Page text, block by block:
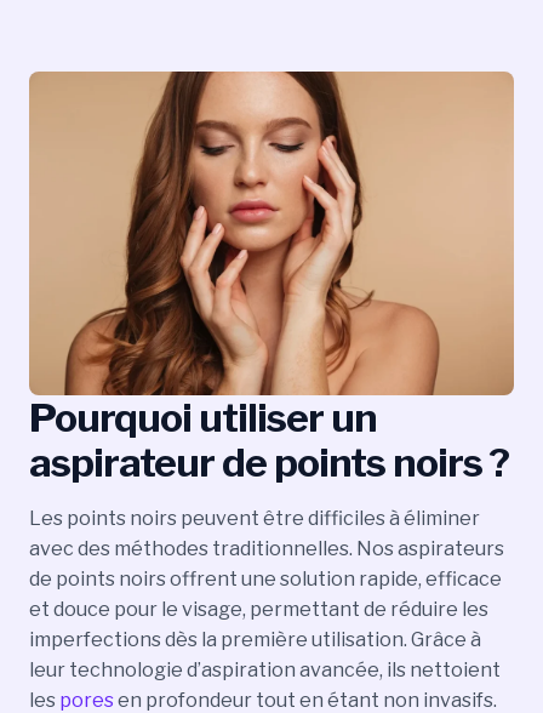
Pourquoi utiliser un
aspirateur de points noirs ?
Les points noirs peuvent être difficiles à éliminer
avec des méthodes traditionnelles. Nos aspirateurs
de points noirs offrent une solution rapide, efficace
et douce pour le visage, permettant de réduire les
imperfections dès la première utilisation. Grâce à
leur technologie d’aspiration avancée, ils nettoient
les poresen profondeur tout en étant non invasifs.